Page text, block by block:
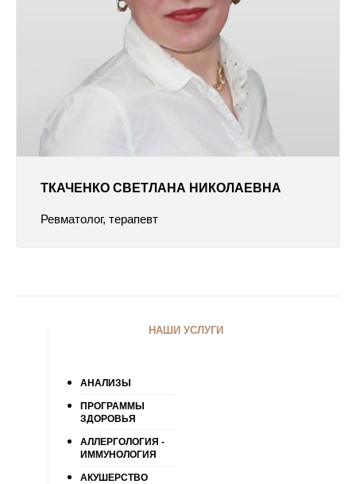
ТКАЧЕНКО СВЕТЛАНА НИКОЛАЕВНА
Ревматолог, терапевт
НАШИ УСЛУГИ
АНАЛИЗЫ
ПРОГРАММЫ
ЗДОРОВЬЯ
АЛЛЕРГОЛОГИЯ -
ИММУНОЛОГИЯ
АКУШЕРСТВО